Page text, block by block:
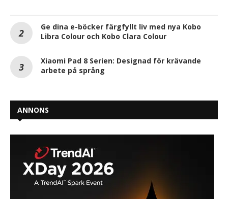
Ge dina e-böcker färgfyllt liv med nya Kobo
Libra Colour och Kobo Clara Colour
Xiaomi Pad 8 Serien: Designad för krävande
arbete på språng
ANNONS